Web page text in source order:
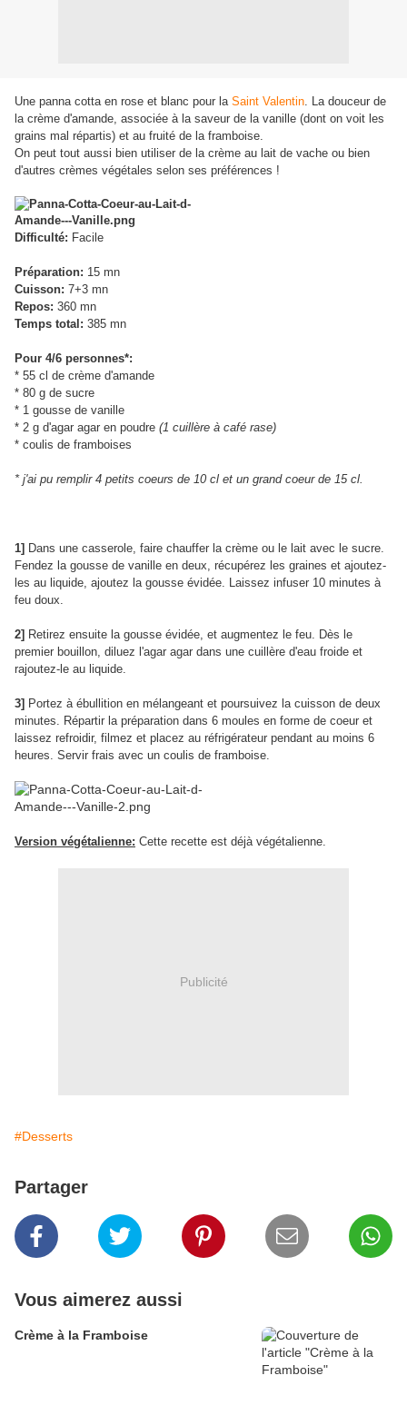
Une panna cotta en rose et blanc pour la Saint Valentin. La douceur de
la crème d'amande, associée à la saveur de la vanille (dont on voit les
grains mal répartis) et au fruité de la framboise.
On peut tout aussi bien utiliser de la crème au lait de vache ou bien
d'autres crèmes végétales selon ses préférences !
Difficulté: Facile
Préparation: 15 mn
Cuisson: 7+3 mn
Repos: 360 mn
Temps total: 385 mn
Pour 4/6 personnes*:
* 55 cl de crème d'amande
* 80 g de sucre
* 1 gousse de vanille
* 2 g d'agar agar en poudre (1 cuillère à café rase)
* coulis de framboises
* j'ai pu remplir 4 petits coeurs de 10 cl et un grand coeur de 15 cl.
1] Dans une casserole, faire chauffer la crème ou le lait avec le sucre.
Fendez la gousse de vanille en deux, récupérez les graines et ajoutez-
les au liquide, ajoutez la gousse évidée. Laissez infuser 10 minutes à
feu doux.
2] Retirez ensuite la gousse évidée, et augmentez le feu. Dès le
premier bouillon, diluez l'agar agar dans une cuillère d'eau froide et
rajoutez-le au liquide.
3] Portez à ébullition en mélangeant et poursuivez la cuisson de deux
minutes. Répartir la préparation dans 6 moules en forme de coeur et
laissez refroidir, filmez et placez au réfrigérateur pendant au moins 6
heures. Servir frais avec un coulis de framboise.
Version végétalienne: Cette recette est déjà végétalienne.
Publicité
#Desserts
Partager
Vous aimerez aussi
Crème à la Framboise